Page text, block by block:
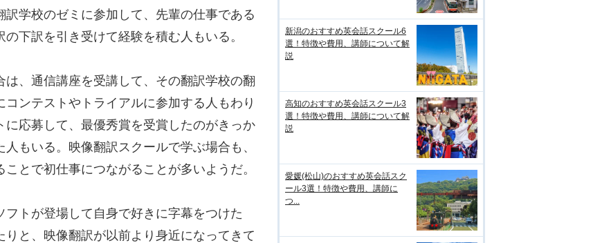
学校のゼミに参加して、先輩の仕事である
下訳を引き受けて経験を積む人もいる。
、通信講座を受講して、その翻訳学校の翻
ンテストやトライアルに参加する人もわり
に応募して、最優秀賞を受賞したのがきっか
もいる。映像翻訳スクールで学ぶ場合も、
とで初仕事につながることが多いようだ。
トが登場して自身で好きに字幕をつけた
りと、映像翻訳が以前より身近になってきて
新潟のおすすめ英会話スクール6
選！特徴や費用、講師について解
説
高知のおすすめ英会話スクール3
選！特徴や費用、講師について解
説
愛媛(松山)のおすすめ英会話スク
ール3選！特徴や費用、講師に
つ...